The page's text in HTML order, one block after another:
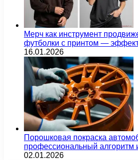
Мерч как инструмент
футболки с принтом —
16.01.2026
Порошковая покраска
профессиональный
02.01.2026